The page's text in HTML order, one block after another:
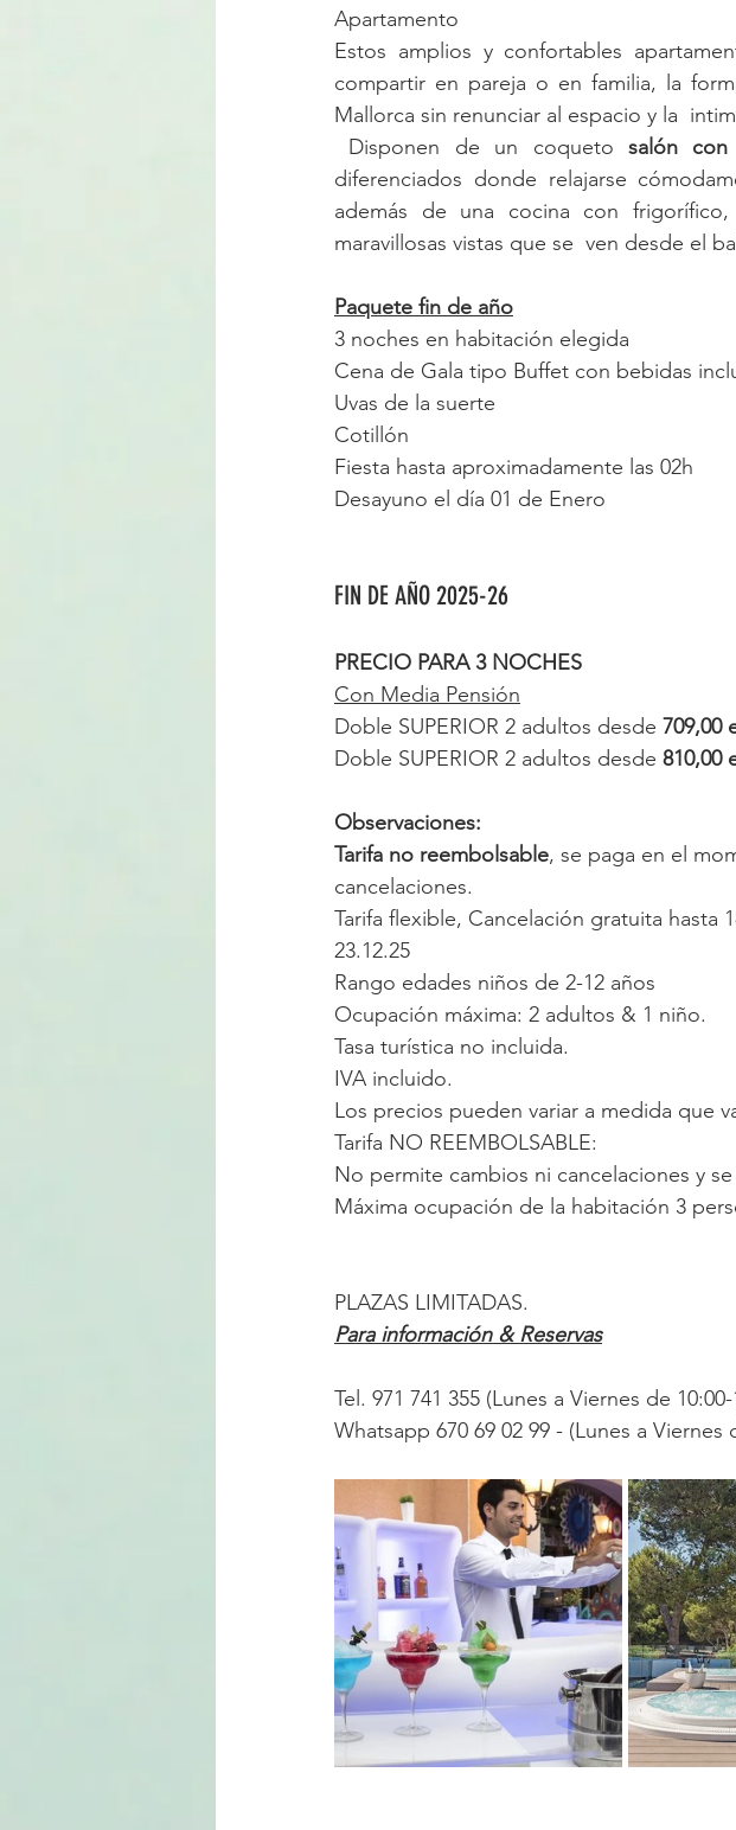
Apartamento
Estos amplios y confortables
compartir en pareja o en familia, la
Mallorca sin renunciar al espacio y la
Disponen de un coqueto salón con
diferenciados donde relajarse
además de una cocina con
maravillosas vistas que se  ven desde el
Paquete fin de año
3 noches en habitación elegida
Cena de Gala tipo Buffet con bebidas
Uvas de la suerte
Cotillón
Fiesta hasta aproximadamente las 02h
Desayuno el día 01 de Enero
FIN DE AÑO 2025-26
PRECIO PARA 3 NOCHES
Con Media Pensión
Doble SUPERIOR 2 adultos desde 709,00
Doble SUPERIOR 2 adultos desde 810,00
Observaciones:
Tarifa no reembolsable, se paga en el
cancelaciones.
Tarifa flexible, Cancelación gratuita hasta
23.12.25
Rango edades niños de 2-12 años
Ocupación máxima: 2 adultos & 1 niño.
Tasa turística no incluida.
IVA incluido.
Los precios pueden variar a medida que
Tarifa NO REEMBOLSABLE:
No permite cambios ni cancelaciones y se
Máxima ocupación de la habitación 3
PLAZAS LIMITADAS.
Para información & Reservas
Tel. 971 741 355 (Lunes a Viernes de
Whatsapp 670 69 02 99 - (Lunes a Viernes